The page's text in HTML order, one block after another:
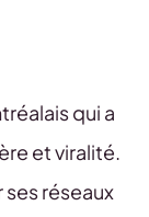
qui a
et viralité.
réseaux